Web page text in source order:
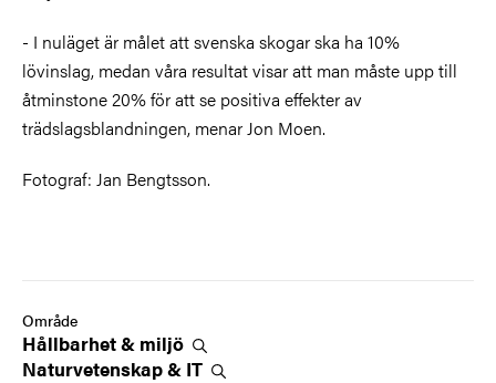
- I nuläget är målet att svenska skogar ska ha 10%
lövinslag, medan våra resultat visar att man måste upp till
åtminstone 20% för att se positiva effekter av
trädslagsblandningen, menar Jon Moen.
Fotograf: Jan Bengtsson.
Område
Hållbarhet & miljö
Naturvetenskap & IT